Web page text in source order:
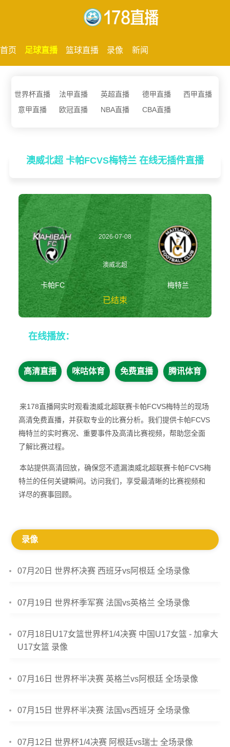
首页 足球直播 篮球直播 录像 新闻
世界杯直播 法甲直播 英超直播 德甲直播
西甲直播
意甲直播
欧冠直播 NBA直播 CBA直播
澳威北超 卡帕FCVS梅特兰 在线无插件直播
卡帕FC
2026-07-08
18:00:00
澳威北超
已结束
梅特兰
在线播放：
高清直播 咪咕体育 免费直播 腾讯体育
来178直播网实时观看澳威北超联赛卡帕FCVS梅特兰的现场
高清免费直播，并获取专业的比赛分析。我们提供卡帕FCVS
梅特兰的实时赛况、重要事件及高清比赛视频，帮助您全面
了解比赛过程。
本站提供高清回放，确保您不遗漏澳威北超联赛卡帕FCVS梅
特兰的任何关键瞬间。访问我们，享受最清晰的比赛视频和
详尽的赛事回顾。
录像
07月20日 世界杯决赛 西班牙vs阿根廷 全场录像
07月19日 世界杯季军赛 法国vs英格兰 全场录像
07月18日U17女篮世界杯1/4决赛 中国U17女篮 - 加拿大
U17女篮 录像
07月16日 世界杯半决赛 英格兰vs阿根廷 全场录像
07月15日 世界杯半决赛 法国vs西班牙 全场录像
07月12日 世界杯1/4决赛 阿根廷vs瑞士 全场录像